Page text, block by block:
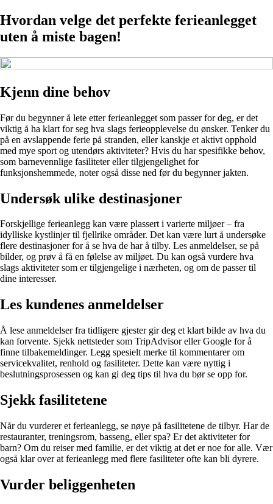
Hvordan velge det perfekte ferieanlegget
uten å miste bagen!
Kjenn dine behov
Før du begynner å lete etter ferieanlegget som passer for deg, er det
viktig å ha klart for seg hva slags ferieopplevelse du ønsker. Tenker du
på en avslappende ferie på stranden, eller kanskje et aktivt opphold
med mye sport og utendørs aktiviteter? Hvis du har spesifikke behov,
som barnevennlige fasiliteter eller tilgjengelighet for
funksjonshemmede, noter også disse ned før du begynner jakten.
Undersøk ulike destinasjoner
Forskjellige ferieanlegg kan være plassert i varierte miljøer – fra
idylliske kystlinjer til fjellrike områder. Det kan være lurt å undersøke
flere destinasjoner for å se hva de har å tilby. Les anmeldelser, se på
bilder, og prøv å få en følelse av miljøet. Du kan også vurdere hva
slags aktiviteter som er tilgjengelige i nærheten, og om de passer til
dine interesser.
Les kundenes anmeldelser
Å lese anmeldelser fra tidligere gjester gir deg et klart bilde av hva du
kan forvente. Sjekk nettsteder som TripAdvisor eller Google for å
finne tilbakemeldinger. Legg spesielt merke til kommentarer om
servicekvalitet, renhold og fasiliteter. Dette kan være nyttig i
beslutningsprosessen og kan gi deg tips til hva du bør se opp for.
Sjekk fasilitetene
Når du vurderer et ferieanlegg, se nøye på fasilitetene de tilbyr. Har de
restauranter, treningsrom, basseng, eller spa? Er det aktiviteter for
barn? Om du reiser med familie, er det viktig at det er noe for alle. Vær
også klar over at ferieanlegg med flere fasiliteter ofte kan bli dyrere.
Vurder beliggenheten